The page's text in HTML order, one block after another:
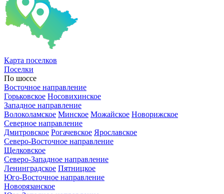
Карта поселков
Поселки
По шоссе
Восточное направление
Горьковское Носовихинское
Западное направление
Волоколамское Минское Можайское Новорижское
Северное направление
Дмитровское Рогачевское Ярославское
Северо-Восточное направление
Щелковское
Северо-Западное направление
Ленинградское Пятницкое
Юго-Восточное направление
Новорязанское